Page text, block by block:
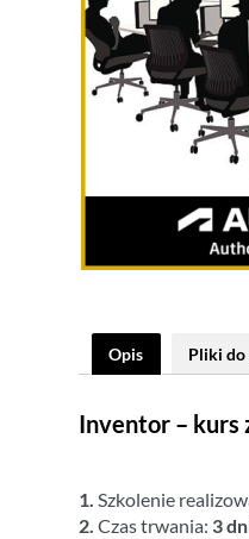
Opis Pliki do
Inventor – kurs
1. Szkolenie
2. Czas trwania: 3